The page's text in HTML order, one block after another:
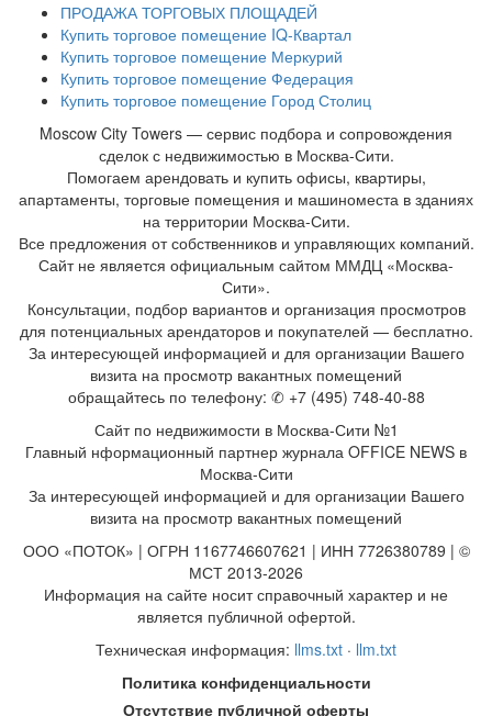
ПРОДАЖА ТОРГОВЫХ ПЛОЩАДЕЙ
Купить торговое помещение IQ-Квартал
Купить торговое помещение Меркурий
Купить торговое помещение Федерация
Купить торговое помещение Город Столиц
Moscow City Towers — сервис подбора и сопровождения
сделок с недвижимостью в Москва-Сити.
Помогаем арендовать и купить офисы, квартиры,
апартаменты, торговые помещения и машиноместа в зданиях
на территории Москва-Сити.
Все предложения от собственников и управляющих компаний.
Сайт не является официальным сайтом ММДЦ «Москва-
Сити».
Консультации, подбор вариантов и организация просмотров
для потенциальных арендаторов и покупателей — бесплатно.
За интересующей информацией и для организации Вашего
визита на просмотр вакантных помещений
обращайтесь по телефону: ✆ +7 (495) 748-40-88
Сайт по недвижимости в Москва-Сити №1
Главный нформационный партнер журнала OFFICE NEWS в
Москва-Сити
За интересующей информацией и для организации Вашего
визита на просмотр вакантных помещений
ООО «ПОТОК» | ОГРН 1167746607621 | ИНН 7726380789 | ©
МСТ 2013-2026
Информация на сайте носит справочный характер и не
является публичной офертой.
Техническая информация: llms.txt · llm.txt
Политика конфиденциальности
Отсутствие публичной оферты